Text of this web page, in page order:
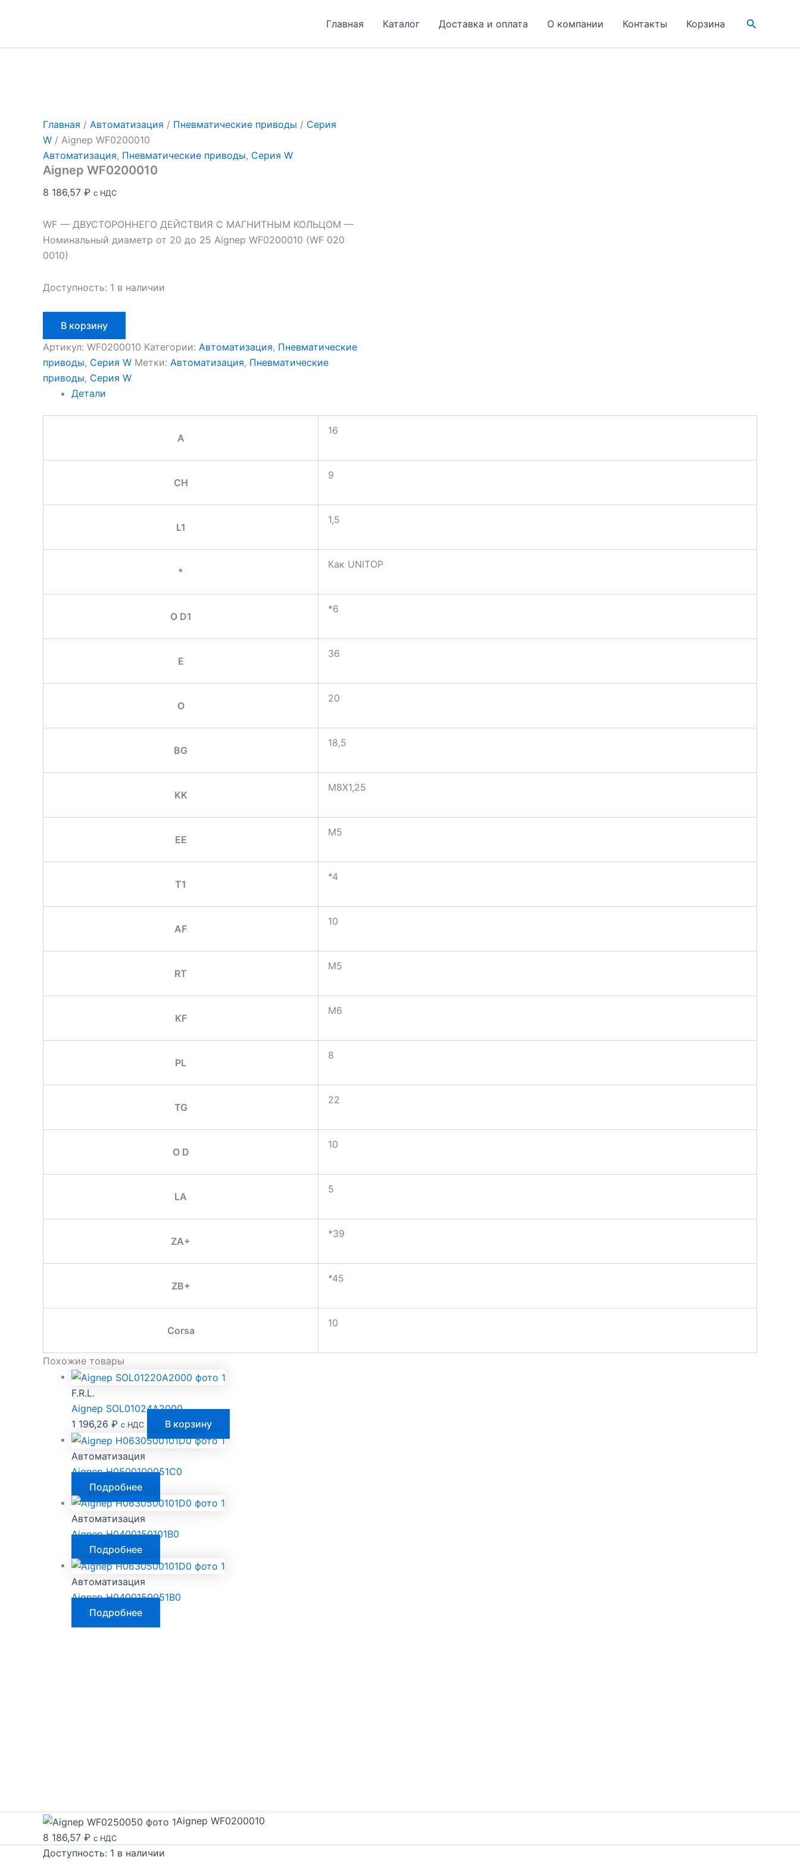
Главная Каталог Доставка и оплата О компании Контакты Корзина Поиск
Главная / Автоматизация / Пневматические приводы / Серия
W / Aignep WF0200010
Автоматизация, Пневматические приводы, Серия W
Aignep WF0200010
8 186,57 ₽ с НДС
WF — ДВУСТОРОННЕГО ДЕЙСТВИЯ С МАГНИТНЫМ КОЛЬЦОМ —
Номинальный диаметр от 20 до 25 Aignep WF0200010 (WF 020
0010)
Доступность: 1 в наличии
товара
Aignep
WF0200010
В корзину
Артикул: WF0200010 Категории: Автоматизация, Пневматические
приводы, Серия W Метки: Автоматизация, Пневматические
приводы, Серия W
Детали
A
16
CH
9
L1
1,5
*
Как UNITOP
O D1
*6
E
36
O
20
BG
18,5
KK
M8X1,25
EE
M5
T1
*4
AF
10
RT
M5
KF
M6
PL
8
TG
22
O D
10
LA
5
ZA+
*39
ZB+
*45
Corsa
10
Похожие товары
F.R.L.
Aignep SOL01024A2000
1 196,26 ₽ с НДС В корзину
Автоматизация
Aignep H0500100051C0
Подробнее
Автоматизация
Aignep H0400150101B0
Подробнее
Автоматизация
Aignep H0400150051B0
Подробнее
Aignep WF0200010
8 186,57 ₽ с НДС
Доступность: 1 в наличии